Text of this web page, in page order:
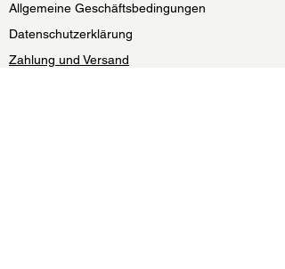
Allgemeine Geschäftsbedingungen
Datenschutzerklärung
Zahlung und Versand